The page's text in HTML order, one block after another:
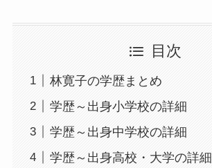
目次
林寛子の学歴まとめ
学歴～出身小学校の詳細
学歴～出身中学校の詳細
学歴～出身高校・大学の詳細